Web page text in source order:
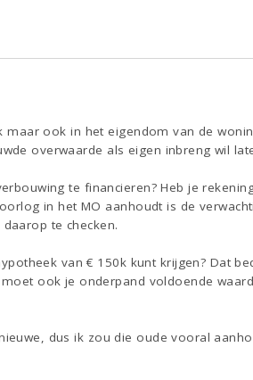
ook in het eigendom van de
overwaarde als eigen inbreng wil
te financieren? Heb je
in het MO aanhoudt is de
te checken.
van € 150k kunt krijgen? Dat
ook je onderpand voldoende
dus ik zou die oude vooral